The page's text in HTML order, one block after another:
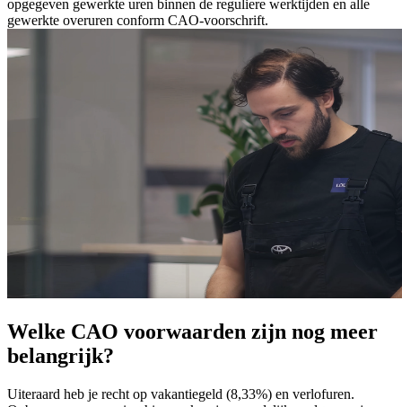
opgegeven gewerkte uren binnen de reguliere werktijden en alle
gewerkte overuren conform CAO-voorschrift.
Welke CAO voorwaarden zijn nog meer
belangrijk?
Uiteraard heb je recht op vakantiegeld (8,33%) en verlofuren.